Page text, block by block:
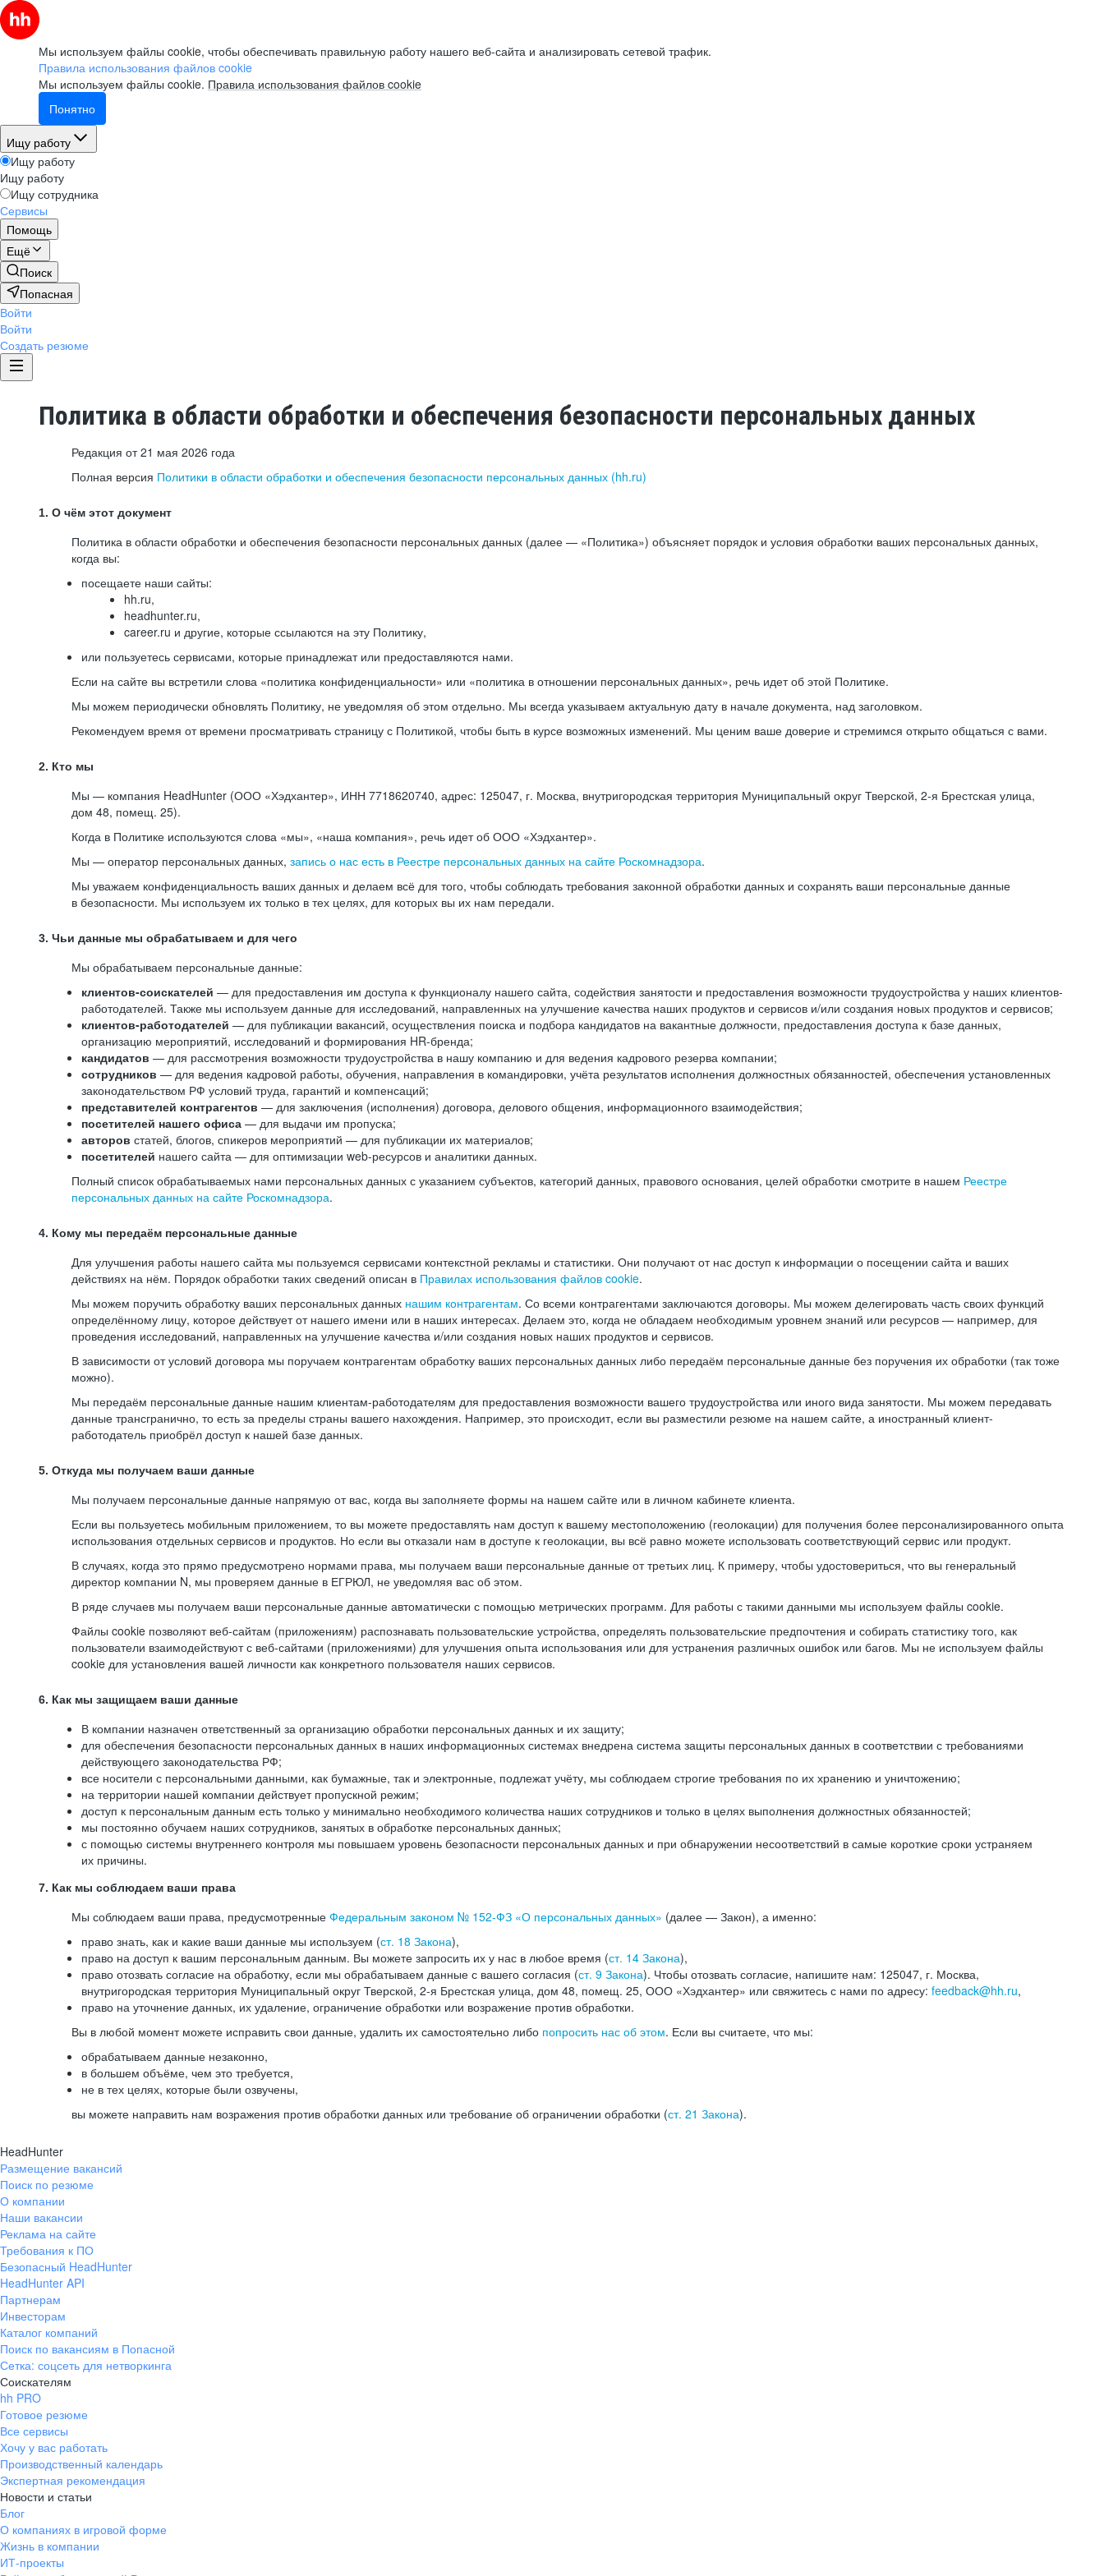
Мы используем файлы cookie, чтобы обеспечивать правильную работу нашего веб-сайта и анализировать сетевой трафик.
Правила использования файлов cookie
Мы используем файлы cookie. Правила использования файлов cookie
Понятно
Ищу работу
Ищу работу
Ищу работу
Ищу сотрудника
Сервисы
Помощь
Ещё
Поиск
Попасная
Войти
Войти
Создать резюме
Политика в области обработки и обеспечения безопасности персональных данных
Редакция от 21 мая 2026 года
Полная версия Политики в области обработки и обеспечения безопасности персональных данных (hh.ru)
1. О чём этот документ
Политика в области обработки и обеспечения безопасности персональных данных (далее — «Политика») объясняет порядок и условия обработки ваших персональных данных,
когда вы:
посещаете наши сайты:
hh.ru,
headhunter.ru,
career.ru и другие, которые ссылаются на эту Политику,
или пользуетесь сервисами, которые принадлежат или предоставляются нами.
Если на сайте вы встретили слова «политика конфиденциальности» или «политика в отношении персональных данных», речь идет об этой Политике.
Мы можем периодически обновлять Политику, не уведомляя об этом отдельно. Мы всегда указываем актуальную дату в начале документа, над заголовком.
Рекомендуем время от времени просматривать страницу с Политикой, чтобы быть в курсе возможных изменений. Мы ценим ваше доверие и стремимся открыто общаться с вами.
2. Кто мы
Мы — компания HeadHunter (ООО «Хэдхантер», ИНН 7718620740, адрес: 125047, г. Москва, внутригородская территория Муниципальный округ Тверской, 2-я Брестская улица,
дом 48, помещ. 25).
Когда в Политике используются слова «мы», «наша компания», речь идет об ООО «Хэдхантер».
Мы — оператор персональных данных, запись о нас есть в Реестре персональных данных на сайте Роскомнадзора.
Мы уважаем конфиденциальность ваших данных и делаем всё для того, чтобы соблюдать требования законной обработки данных и сохранять ваши персональные данные
в безопасности. Мы используем их только в тех целях, для которых вы их нам передали.
3. Чьи данные мы обрабатываем и для чего
Мы обрабатываем персональные данные:
клиентов-соискателей — для предоставления им доступа к функционалу нашего сайта, содействия занятости и предоставления возможности трудоустройства у наших клиентов-
работодателей. Также мы используем данные для исследований, направленных на улучшение качества наших продуктов и сервисов и/или создания новых продуктов и сервисов;
клиентов-работодателей — для публикации вакансий, осуществления поиска и подбора кандидатов на вакантные должности, предоставления доступа к базе данных,
организацию мероприятий, исследований и формирования HR-бренда;
кандидатов — для рассмотрения возможности трудоустройства в нашу компанию и для ведения кадрового резерва компании;
сотрудников — для ведения кадровой работы, обучения, направления в командировки, учёта результатов исполнения должностных обязанностей, обеспечения установленных
законодательством РФ условий труда, гарантий и компенсаций;
представителей контрагентов — для заключения (исполнения) договора, делового общения, информационного взаимодействия;
посетителей нашего офиса — для выдачи им пропуска;
авторов статей, блогов, спикеров мероприятий — для публикации их материалов;
посетителей нашего сайта — для оптимизации web-ресурсов и аналитики данных.
Полный список обрабатываемых нами персональных данных с указанием субъектов, категорий данных, правового основания, целей обработки смотрите в нашем Реестре
персональных данных на сайте Роскомнадзора.
4. Кому мы передаём персональные данные
Для улучшения работы нашего сайта мы пользуемся сервисами контекстной рекламы и статистики. Они получают от нас доступ к информации о посещении сайта и ваших
действиях на нём. Порядок обработки таких сведений описан в Правилах использования файлов cookie.
Мы можем поручить обработку ваших персональных данных нашим контрагентам. Со всеми контрагентами заключаются договоры. Мы можем делегировать часть своих функций
определённому лицу, которое действует от нашего имени или в наших интересах. Делаем это, когда не обладаем необходимым уровнем знаний или ресурсов — например, для
проведения исследований, направленных на улучшение качества и/или создания новых наших продуктов и сервисов.
В зависимости от условий договора мы поручаем контрагентам обработку ваших персональных данных либо передаём персональные данные без поручения их обработки (так тоже
можно).
Мы передаём персональные данные нашим клиентам-работодателям для предоставления возможности вашего трудоустройства или иного вида занятости. Мы можем передавать
данные трансгранично, то есть за пределы страны вашего нахождения. Например, это происходит, если вы разместили резюме на нашем сайте, а иностранный клиент-
работодатель приобрёл доступ к нашей базе данных.
5. Откуда мы получаем ваши данные
Мы получаем персональные данные напрямую от вас, когда вы заполняете формы на нашем сайте или в личном кабинете клиента.
Если вы пользуетесь мобильным приложением, то вы можете предоставлять нам доступ к вашему местоположению (геолокации) для получения более персонализированного опыта
использования отдельных сервисов и продуктов. Но если вы отказали нам в доступе к геолокации, вы всё равно можете использовать соответствующий сервис или продукт.
В случаях, когда это прямо предусмотрено нормами права, мы получаем ваши персональные данные от третьих лиц. К примеру, чтобы удостовериться, что вы генеральный
директор компании N, мы проверяем данные в ЕГРЮЛ, не уведомляя вас об этом.
В ряде случаев мы получаем ваши персональные данные автоматически с помощью метрических программ. Для работы с такими данными мы используем файлы cookie.
Файлы cookie позволяют веб-сайтам (приложениям) распознавать пользовательские устройства, определять пользовательские предпочтения и собирать статистику того, как
пользователи взаимодействуют с веб-сайтами (приложениями) для улучшения опыта использования или для устранения различных ошибок или багов. Мы не используем файлы
cookie для установления вашей личности как конкретного пользователя наших сервисов.
6. Как мы защищаем ваши данные
В компании назначен ответственный за организацию обработки персональных данных и их защиту;
для обеспечения безопасности персональных данных в наших информационных системах внедрена система защиты персональных данных в соответствии с требованиями
действующего законодательства РФ;
все носители с персональными данными, как бумажные, так и электронные, подлежат учёту, мы соблюдаем строгие требования по их хранению и уничтожению;
на территории нашей компании действует пропускной режим;
доступ к персональным данным есть только у минимально необходимого количества наших сотрудников и только в целях выполнения должностных обязанностей;
мы постоянно обучаем наших сотрудников, занятых в обработке персональных данных;
с помощью системы внутреннего контроля мы повышаем уровень безопасности персональных данных и при обнаружении несоответствий в самые короткие сроки устраняем
их причины.
7. Как мы соблюдаем ваши права
Мы соблюдаем ваши права, предусмотренные Федеральным законом № 152-ФЗ «О персональных данных» (далее — Закон), а именно:
право знать, как и какие ваши данные мы используем (ст. 18 Закона),
право на доступ к вашим персональным данным. Вы можете запросить их у нас в любое время (ст. 14 Закона),
право отозвать согласие на обработку, если мы обрабатываем данные с вашего согласия (ст. 9 Закона). Чтобы отозвать согласие, напишите нам: 125047, г. Москва,
внутригородская территория Муниципальный округ Тверской, 2-я Брестская улица, дом 48, помещ. 25, ООО «Хэдхантер» или свяжитесь с нами по адресу: feedback@hh.ru,
право на уточнение данных, их удаление, ограничение обработки или возражение против обработки.
Вы в любой момент можете исправить свои данные, удалить их самостоятельно либо попросить нас об этом. Если вы считаете, что мы:
обрабатываем данные незаконно,
в большем объёме, чем это требуется,
не в тех целях, которые были озвучены,
вы можете направить нам возражения против обработки данных или требование об ограничении обработки (ст. 21 Закона).
HeadHunter
Размещение вакансий
Поиск по резюме
О компании
Наши вакансии
Реклама на сайте
Требования к ПО
Безопасный HeadHunter
HeadHunter API
Партнерам
Инвесторам
Каталог компаний
Поиск по вакансиям в Попасной
Сетка: соцсеть для нетворкинга
Соискателям
hh PRO
Готовое резюме
Все сервисы
Хочу у вас работать
Производственный календарь
Экспертная рекомендация
Новости и статьи
Блог
О компаниях в игровой форме
Жизнь в компании
ИТ-проекты